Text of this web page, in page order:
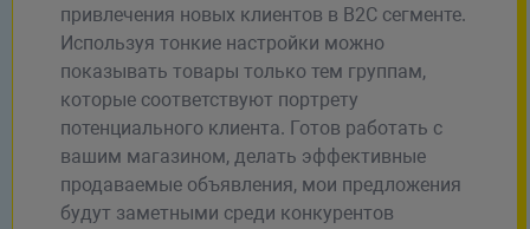
привлечения новых клиентов в B2C сегменте.
Используя тонкие настройки можно
показывать товары только тем группам,
которые соответствуют портрету
потенциального клиента. Готов работать с
вашим магазином, делать эффективные
продаваемые объявления, мои предложения
будут заметными среди конкурентов